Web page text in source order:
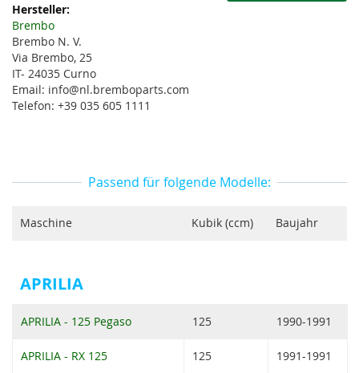
Weitere
Informationen
Brembo
Brembo N. V.
Via Brembo, 25
IT- 24035 Curno
Email: info@nl.bremboparts.com
Telefon: +39 035 605 1111
Passend für folgende Modelle:
Maschine Kubik (ccm) Baujahr
APRILIA
APRILIA - 125 Pegaso 125 1990-1991
APRILIA - RX 125 125 1991-1991